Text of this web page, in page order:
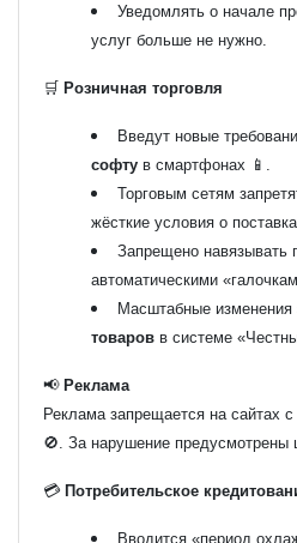
Уведомлять о начале
услуг больше не нужно.
🛒 Розничная торговля
Введут новые
софту в смартфонах 📱.
Торговым сетям
жёсткие условия о
Запрещено навязывать
автоматическими
Масштабные изменения
товаров в системе
📢 Реклама
Реклама запрещается на сайтах
🚫. За нарушение предусмотрены
💳 Потребительское
Вводится «период